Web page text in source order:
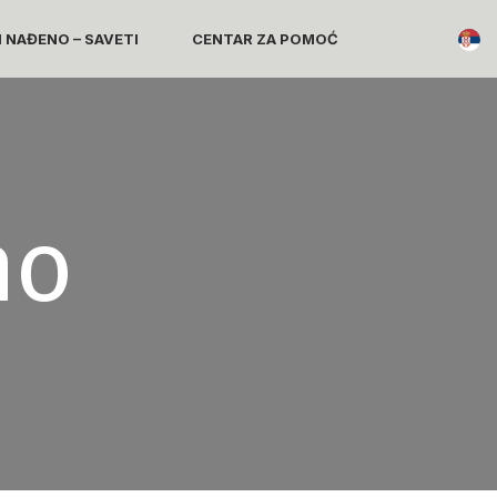
– SAVETI CENTAR ZA POMOĆ